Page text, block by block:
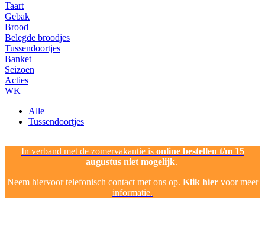
Taart
Gebak
Brood
Belegde broodjes
Tussendoortjes
Banket
Seizoen
Acties
WK
Alle
Tussendoortjes
In verband met de zomervakantie is online bestellen t/m 15
augustus niet mogelijk.
Neem hiervoor telefonisch contact met ons op. Klik hiervoor meer
informatie.